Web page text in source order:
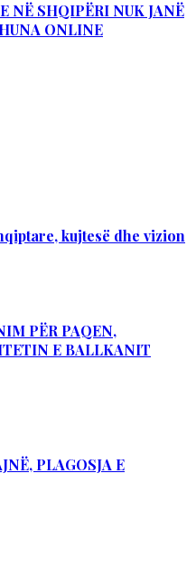
NË SHQIPËRI NUK JANË
ONLINE
kujtesë dhe vizion
PËR PAQEN,
E BALLKANIT
PLAGOSJA E